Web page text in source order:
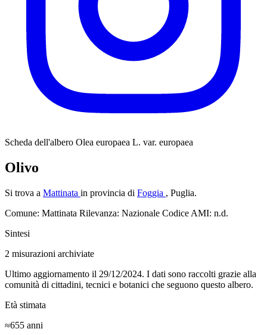
Scheda dell'albero Olea europaea L. var. europaea
Olivo
Si trova a Mattinata in provincia di Foggia , Puglia.
Comune: Mattinata Rilevanza: Nazionale Codice AMI: n.d.
Sintesi
2 misurazioni archiviate
Ultimo aggiornamento il 29/12/2024. I dati sono raccolti grazie alla
comunità di cittadini, tecnici e botanici che seguono questo albero.
Età stimata
≈655 anni